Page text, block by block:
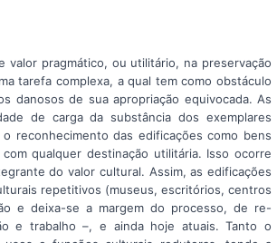
pragmático, ou utilitário, na preservação
tarefa complexa, a qual tem como obstáculo
danosos de sua apropriação equivocada. As
de carga da substância dos exemplares
reconhecimento das edificações como bens
qualquer destinação utilitária. Isso ocorre
do valor cultural. Assim, as edificações
repetitivos (museus, escritórios, centros
e deixa-se a margem do processo, de re-
e trabalho –, e ainda hoje atuais. Tanto o